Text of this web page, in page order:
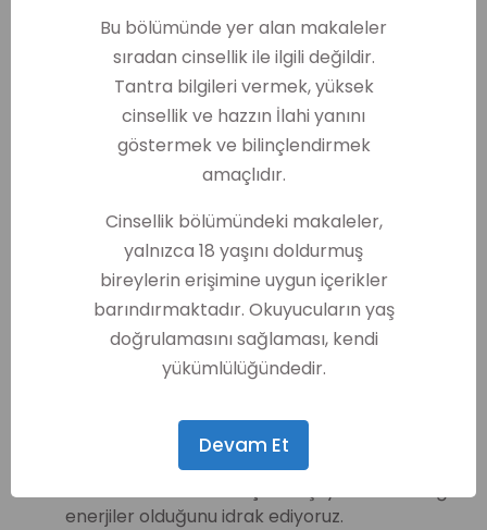
kimlere çekildiğimizi bulmaya çalışıyoruz.
Ana fikir nedir? Ne öğreniyoruz?
Görsel, dış kabuk, güç, para, güzellik ve estetik
kaygılar olmadan, kundalini aslında gerçek
eşini tanıyıp buluyor. Onca kalabalık arasından
akımı, mini bir haz duygusu, ona dokunma ve
yakınında olma arzusu, içinizdeki gerçek eril ve
dişil dengesini kiminle kuracağınızı fısıldıyor.
Kendi, bedenimiz hakkında da yargılar bizi
yanıltıyor. Gözler kapalıyken, kendi
bedenimizdeki beğenmediğimiz yerler de
görünmez olduğu için, daha korkusuz ve
Kendi enerjimizin gerçeğini dışarıya
yansıtabiliyoruz
enerjiler olduğunu idrak ediyoruz.
Bu bölümünde yer alan makaleler
sıradan cinsellik ile ilgili değildir.
Tantra bilgileri vermek, yüksek
cinsellik ve hazzın İlahi yanını
göstermek ve bilinçlendirmek
amaçlıdır.
Cinsellik bölümündeki makaleler,
yalnızca 18 yaşını doldurmuş
bireylerin erişimine uygun içerikler
barındırmaktadır. Okuyucuların yaş
doğrulamasını sağlaması, kendi
yükümlülüğündedir.
Devam Et